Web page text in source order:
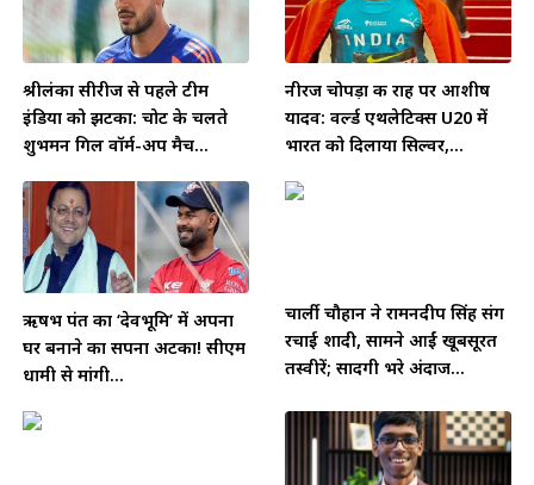
श्रीलंका सीरीज से पहले टीम
इंडिया को झटका: चोट के चलते
शुभमन गिल वॉर्म-अप मैच...
नीरज चोपड़ा की राह पर आशीष
यादव: वर्ल्ड एथलेटिक्स U20 में
भारत को दिलाया सिल्वर,...
ऋषभ पंत का ‘देवभूमि’ में अपना
घर बनाने का सपना अटका! सीएम
धामी से मांगी...
चार्ली चौहान ने रामनदीप सिंह संग
रचाई शादी, सामने आईं खूबसूरत
तस्वीरें; सादगी भरे अंदाज...